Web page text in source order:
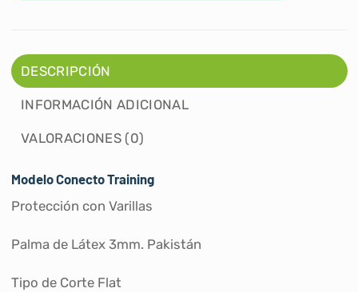
DESCRIPCIÓN
INFORMACIÓN ADICIONAL
VALORACIONES (0)
Modelo Conecto Training
Protección con Varillas
Palma de Látex 3mm. Pakistán
Tipo de Corte Flat